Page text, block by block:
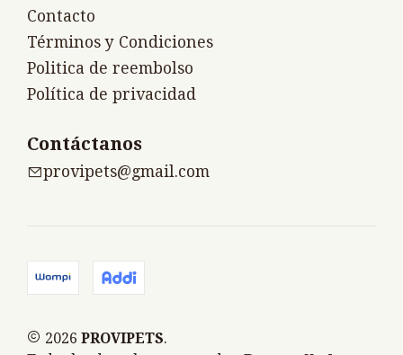
Contacto
Términos y Condiciones
Politica de reembolso
Política de privacidad
Contáctanos
provipets@gmail.com
2026 PROVIPETS.